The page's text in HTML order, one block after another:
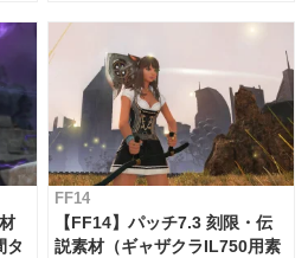
タ
FF14
【FF14】パッチ7.3 刻限・伝
説素材（ギャザクラIL750用素